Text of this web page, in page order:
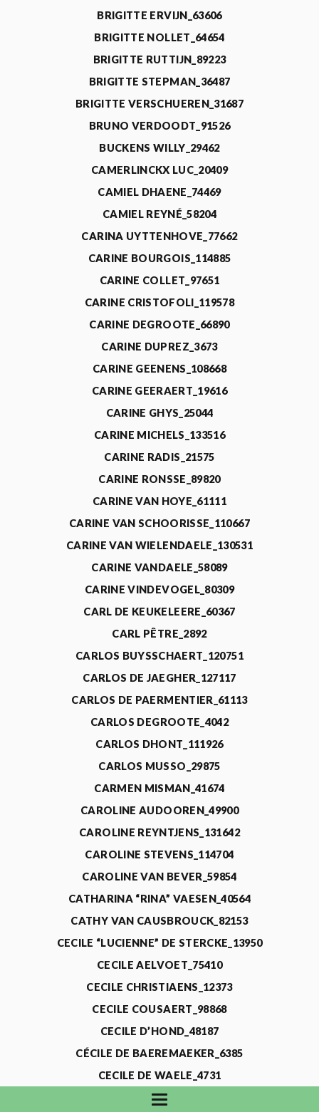
BRIGITTE ERVIJN_63606
BRIGITTE NOLLET_64654
BRIGITTE RUTTIJN_89223
BRIGITTE STEPMAN_36487
BRIGITTE VERSCHUEREN_31687
BRUNO VERDOODT_91526
BUCKENS WILLY_29462
CAMERLINCKX LUC_20409
CAMIEL DHAENE_74469
CAMIEL REYNÉ_58204
CARINA UYTTENHOVE_77662
CARINE BOURGOIS_114885
CARINE COLLET_97651
CARINE CRISTOFOLI_119578
CARINE DEGROOTE_66890
CARINE DUPREZ_3673
CARINE GEENENS_108668
CARINE GEERAERT_19616
CARINE GHYS_25044
CARINE MICHELS_133516
CARINE RADIS_21575
CARINE RONSSE_89820
CARINE VAN HOYE_61111
CARINE VAN SCHOORISSE_110667
CARINE VAN WIELENDAELE_130531
CARINE VANDAELE_58089
CARINE VINDEVOGEL_80309
CARL DE KEUKELEERE_60367
CARL PÊTRE_2892
CARLOS BUYSSCHAERT_120751
CARLOS DE JAEGHER_127117
CARLOS DE PAERMENTIER_61113
CARLOS DEGROOTE_4042
CARLOS DHONT_111926
CARLOS MUSSO_29875
CARMEN MISMAN_41674
CAROLINE AUDOOREN_49900
CAROLINE REYNTJENS_131642
CAROLINE STEVENS_114704
CAROLINE VAN BEVER_59854
CATHARINA “RINA” VAESEN_40564
CATHY VAN CAUSBROUCK_82153
CECILE “LUCIENNE” DE STERCKE_13950
CECILE AELVOET_75410
CECILE CHRISTIAENS_12373
CECILE COUSAERT_98868
CECILE D’HOND_48187
CÉCILE DE BAEREMAEKER_6385
CECILE DE WAELE_4731
CECILE DEVOS_115318